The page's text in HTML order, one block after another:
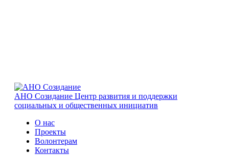
АНО Созидание Центр развития и поддержки
социальных и общественных инициатив
О нас
Проекты
Волонтерам
Контакты